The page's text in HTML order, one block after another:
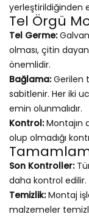
yerleştirildiğinden
Tel Örgü
Tel Germe:
olması, çitin
önemlidir.
Bağlama:Gerilen
sabitlenir. Her iki
emin olunmalıdır.
Kontrol:Montajın
olup olmadığı
Son Kontroller:
daha kontrol edilir.
Temizlik:Montaj
malzemeler